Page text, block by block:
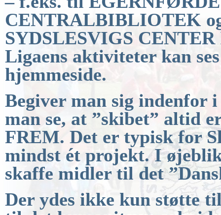
CENTRALBIBLIOTEK
SYDSLESVIGS CENTER
Ligaens aktiviteter kan
hjemmeside.
Begiver man sig indenfor
man se, at ”skibet” altid
FREM. Det er typisk for
mindst ét projekt. I
skaffe midler til det
Der ydes ikke kun støtte